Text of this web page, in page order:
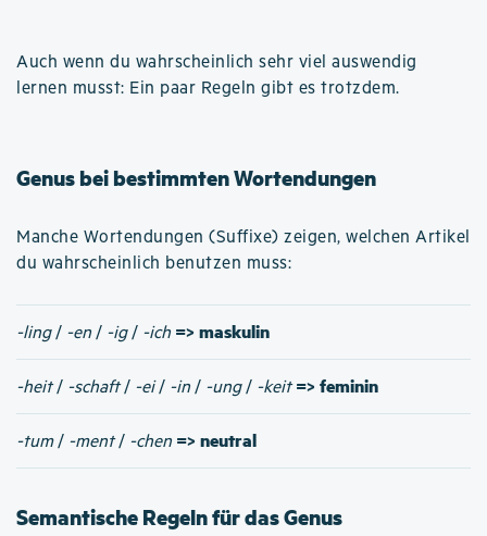
Auch wenn du wahrscheinlich sehr viel auswendig
lernen musst: Ein paar Regeln gibt es trotzdem.
Genus bei bestimmten Wortendungen
Manche Wortendungen (Suffixe) zeigen, welchen Artikel
du wahrscheinlich benutzen muss:
-ling/ -en / -ig/ -ich => maskulin
-heit/ -schaft/ -ei/ -in / -ung/ -keit => feminin
-tum/ -ment/ -chen => neutral
Semantische Regeln für das Genus